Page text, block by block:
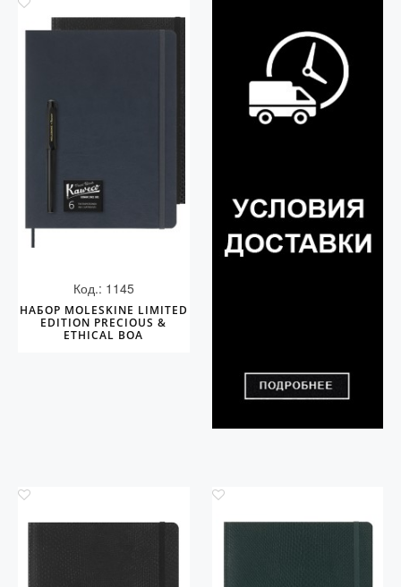
Код.: 1145
НАБОР MOLESKINE LIMITED
EDITION PRECIOUS &
ETHICAL BOA